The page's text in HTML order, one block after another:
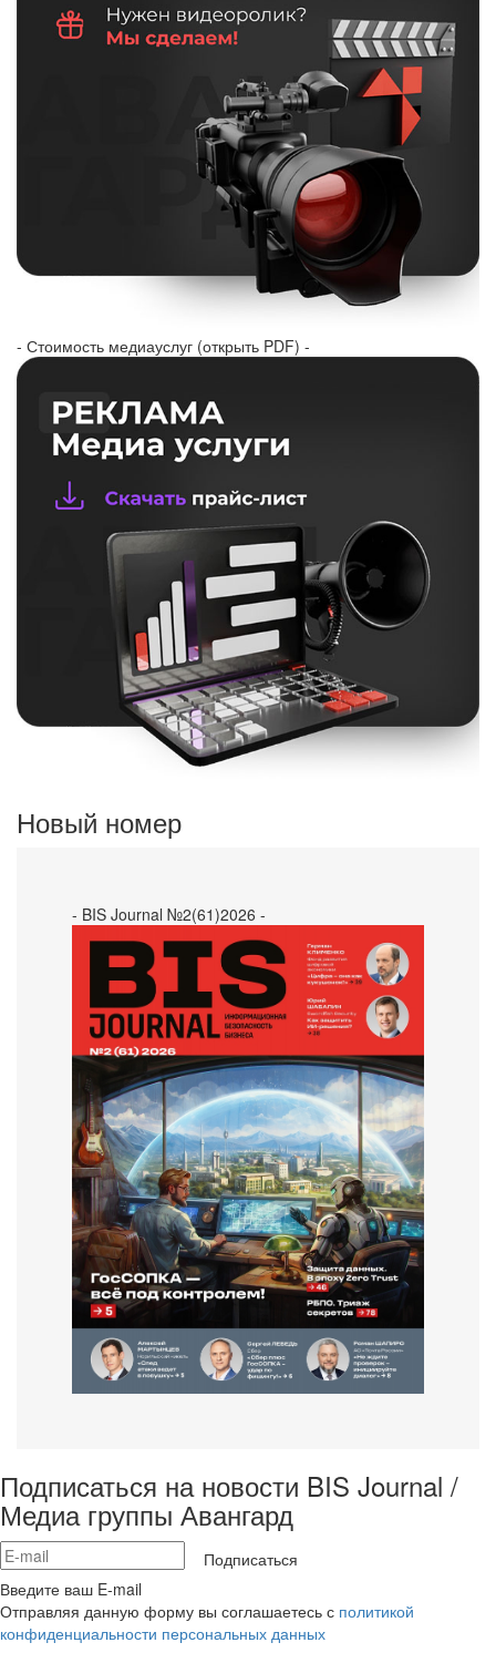
- Стоимость медиауслуг (открыть PDF) -
Новый номер
- BIS Journal №2(61)2026 -
Подписаться на новости BIS Journal /
Медиа группы Авангард
Подписаться
Введите ваш E-mail
Отправляя данную форму вы соглашаетесь с политикой
конфиденциальности персональных данных